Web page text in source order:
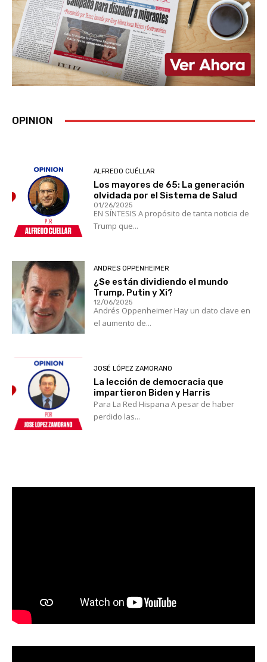
OPINION
ALFREDO CUÉLLAR
Los mayores de 65: La generación
olvidada por el Sistema de Salud
01/26/2025
EN SÍNTESIS A propósito de tanta noticia de
Trump que...
ANDRES OPPENHEIMER
¿Se están dividiendo el mundo
Trump, Putin y Xi?
12/06/2025
Andrés Oppenheimer Hay un dato clave en
el aumento de...
JOSÉ LÓPEZ ZAMORANO
La lección de democracia que
impartieron Biden y Harris
Para La Red Hispana A pesar de haber
perdido las...